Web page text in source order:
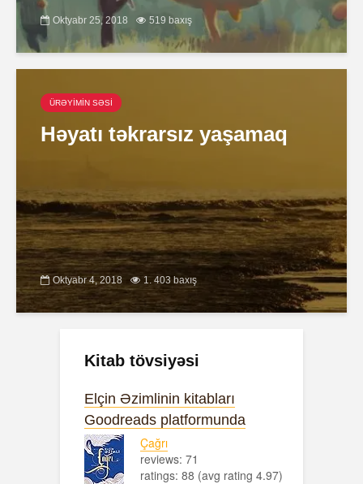
Oktyabr 25, 2018 519 baxış
ÜRƏYİMİN SƏSİ
Həyatı təkrarsız yaşamaq
Oktyabr 4, 2018 1. 403 baxış
Kitab tövsiyəsi
Elçin Əzimlinin kitabları
Goodreads platformunda
Çağrı
reviews: 71
ratings: 88 (avg rating 4.97)